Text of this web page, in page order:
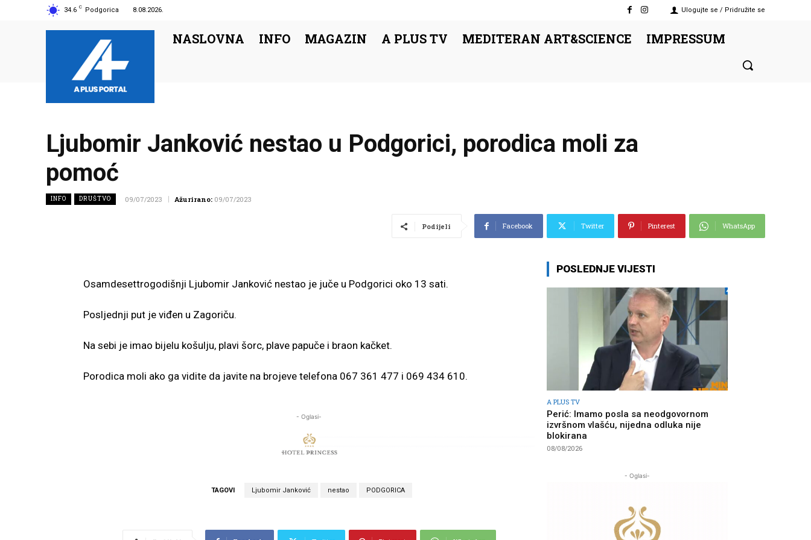
34.6 C Podgorica 8.08.2026. Ulogujte se / Pridružite se
NASLOVNA INFO MAGAZIN A PLUS TV MEDITERAN ART&SCIENCE IMPRESSUM
Ljubomir Janković nestao u Podgorici, porodica moli za
pomoć
INFO DRUŠTVO 09/07/2023 Ažurirano: 09/07/2023
Podijeli Facebook Twitter Pinterest WhatsApp
Osamdesettrogodišnji Ljubomir Janković nestao je juče u Podgorici oko 13 sati.
Posljednji put je viđen u Zagoriču.
Na sebi je imao bijelu košulju, plavi šorc, plave papuče i braon kačket.
Porodica moli ako ga vidite da javite na brojeve telefona 067 361 477 i 069 434 610.
- Oglasi-
TAGOVI Ljubomir Janković nestao PODGORICA
POSLEDNJE VIJESTI
A PLUS TV
Perić: Imamo posla sa neodgovornom
izvršnom vlašću, nijedna odluka nije
blokirana
08/08/2026
- Oglasi-